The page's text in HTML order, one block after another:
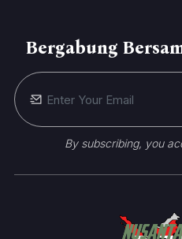
Bergabung
By subscribing, you